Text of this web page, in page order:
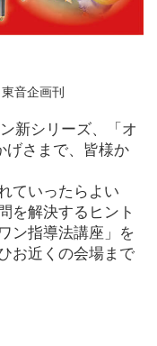
音企画刊
新シリーズ、「オ
さまで、皆様か
ていったらよい
を解決するヒント
ン指導法講座」を
お近くの会場まで